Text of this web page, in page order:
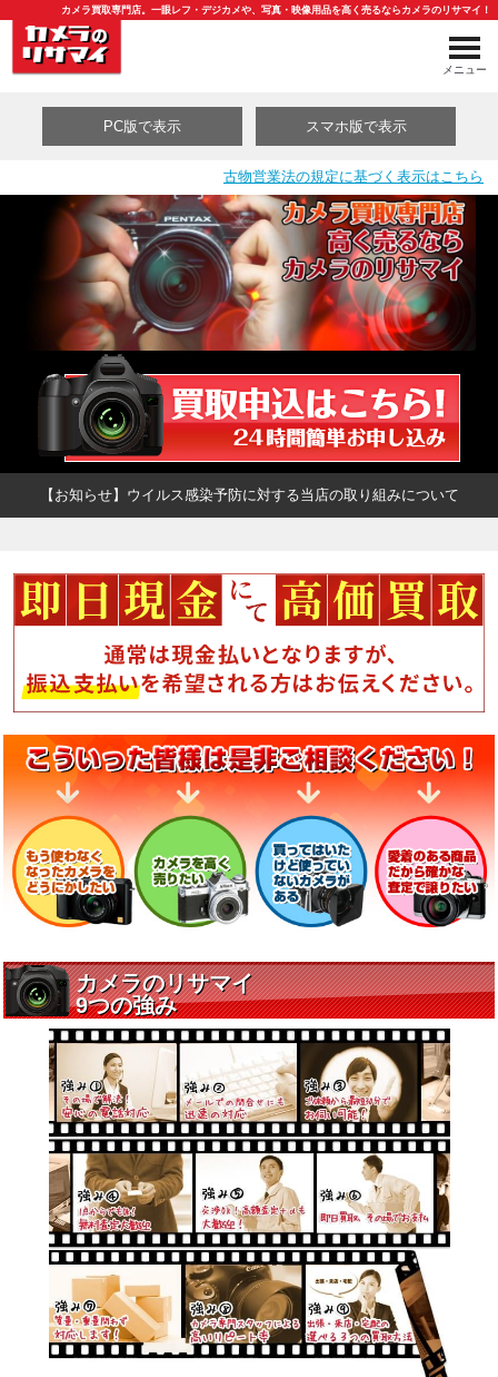
カメラ買取専門店。一眼レフ・デジカメや、写真・映像用品を高く売るならカメラのリサマイ！
メニュー
買取カテゴリ一覧
PC版で表示 スマホ版で表示
古物営業法の規定に基づく表示はこちら
【お知らせ】ウイルス感染予防に対する当店の取り組みについて